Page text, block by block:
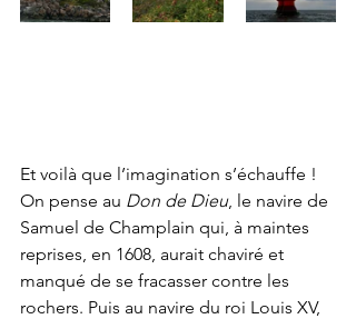
Et voilà que l’imagination s’échauffe !
On pense au Don de Dieu, le navire de
Samuel de Champlain qui, à maintes
reprises, en 1608, aurait chaviré et
manqué de se fracasser contre les
rochers. Puis au navire du roi Louis XV,